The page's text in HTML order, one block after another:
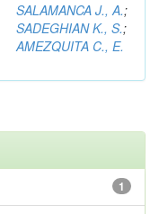
SALAMANCA J., A.;
SADEGHIAN K., S.;
AMEZQUITA C., E.
1